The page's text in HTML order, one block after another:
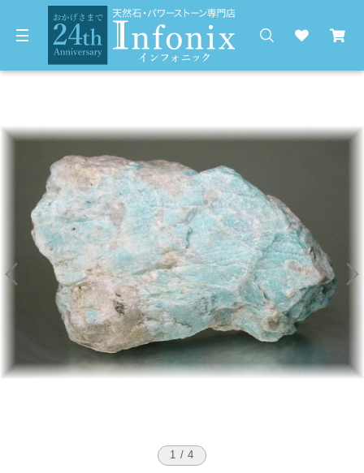
1 / 4